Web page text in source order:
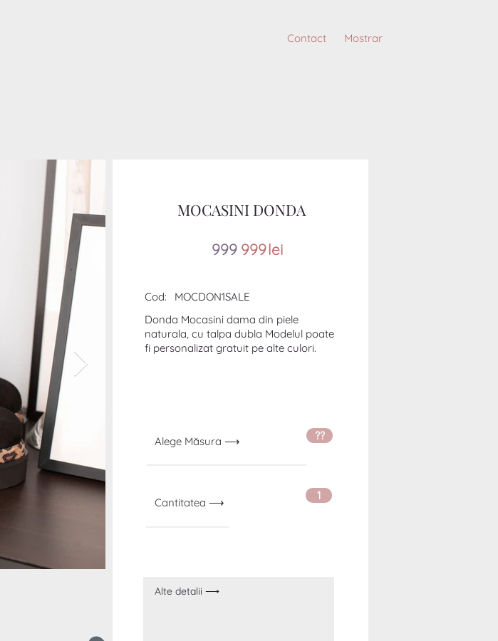
Mostrar
Contact
MOCASINI DONDA
999 999lei
Cod:
MOCDON1SALE
Donda Mocasini dama din piele
naturala, cu talpa dubla Modelul poate
fi personalizat gratuit pe alte culori.
Alege Măsura ⟶ ??
Cantitatea ⟶
1